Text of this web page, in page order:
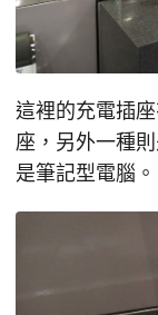
這裡的充電插
座，另外一種
是筆記型電腦。